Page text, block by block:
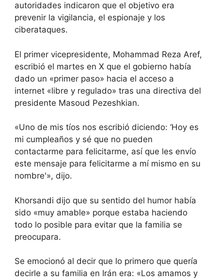
autoridades indicaron que el objetivo era
prevenir la vigilancia, el espionaje y los
ciberataques.
El primer vicepresidente, Mohammad Reza Aref,
escribió el martes en X que el gobierno había
dado un «primer paso» hacia el acceso a
internet «libre y regulado» tras una directiva del
presidente Masoud Pezeshkian.
«Uno de mis tíos nos escribió diciendo: ‘Hoy es
mi cumpleaños y sé que no pueden
contactarme para felicitarme, así que les envío
este mensaje para felicitarme a mí mismo en su
nombre'», dijo.
Khorsandi dijo que su sentido del humor había
sido «muy amable» porque estaba haciendo
todo lo posible para evitar que la familia se
preocupara.
Se emocionó al decir que lo primero que quería
decirle a su familia en Irán era: «Los amamos y